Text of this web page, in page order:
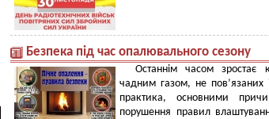
Безпека під час опалювального сезону
Останнім часом зростає
чадним газом, не
практика, основними
порушення правил